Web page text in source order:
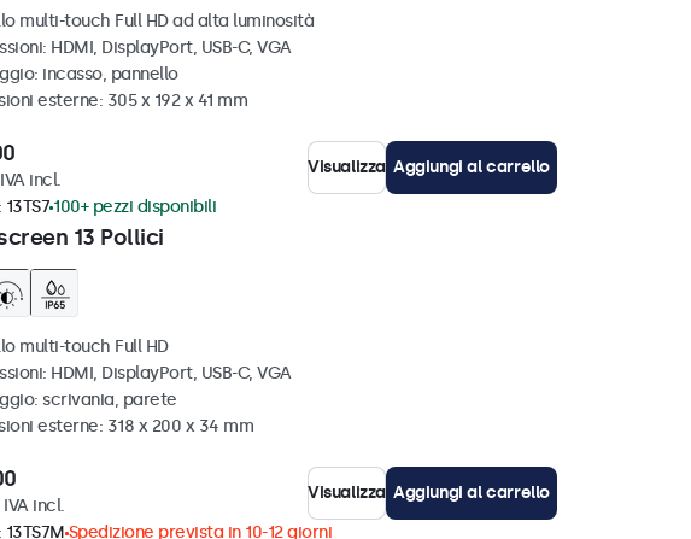
multi-touch Full HD ad alta luminosità
HDMI, DisplayPort, USB-C, VGA
incasso, pannello
esterne: 305 x 192 x 41 mm
incl.
Visualizza Aggiungi al carrello
13 Pollici
13TS7 100+ pezzi disponibili
multi-touch Full HD
HDMI, DisplayPort, USB-C, VGA
scrivania, parete
esterne: 318 x 200 x 34 mm
incl.
Visualizza Aggiungi al carrello
13TS7M Spedizione prevista in 10-12 giorni